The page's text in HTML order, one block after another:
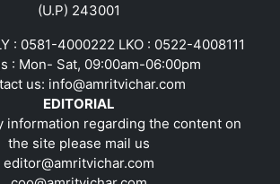
(U.P) 243001
: 0581-4000222 LKO : 0522-4008111
: Mon- Sat, 09:00am-06:00pm
us: info@amritvichar.com
EDITORIAL
information regarding the content on
the site please mail us
editor@amritvichar.com